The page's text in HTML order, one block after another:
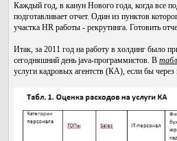
Каждый год, в канун Нового года, когда все
подготавливает отчет. Один из пунктов
участка HR работы - рекрутинга. Готовить
Итак, за 2011 год на работу в холдинг было
сегодняшний день java-программистов. В
услуги кадровых агентств (КА), если бы через